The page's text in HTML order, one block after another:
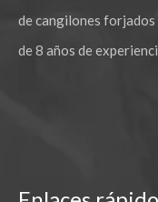
de cangilones forjados
de 8 años de